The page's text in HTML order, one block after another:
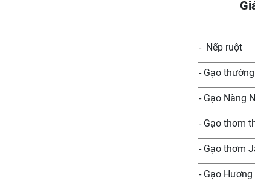
- Nếp ruột
- Gạo thường
- Gạo Nàng
- Gạo thơm
- Gạo thơm
- Gạo Hương